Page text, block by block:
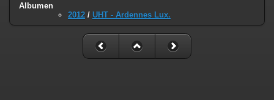
Albumen
2012 / UHT - Ardennes Lux.